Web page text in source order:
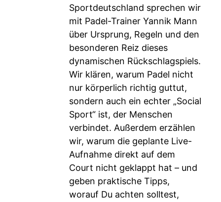
Sportdeutschland sprechen wir
mit Padel-Trainer Yannik Mann
über Ursprung, Regeln und den
besonderen Reiz dieses
dynamischen Rückschlagspiels.
Wir klären, warum Padel nicht
nur körperlich richtig guttut,
sondern auch ein echter „Social
Sport“ ist, der Menschen
verbindet. Außerdem erzählen
wir, warum die geplante Live-
Aufnahme direkt auf dem
Court nicht geklappt hat – und
geben praktische Tipps,
worauf Du achten solltest,